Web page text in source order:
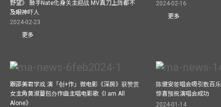
野望》 鼓手Nate化身关主迎战 MV真刀上阵都不
及眼神吓人
2024-02-23
更多
2024-02-16
更多
跟邵美君学戏 演「创+作」微电影《深房》获赞赏
女主角黄淑蔓包办作曲主唱电影歌《I am All
Alone》
陈健安签唱会吸引数百
惊喜预祝演唱会成功
2024-01-14